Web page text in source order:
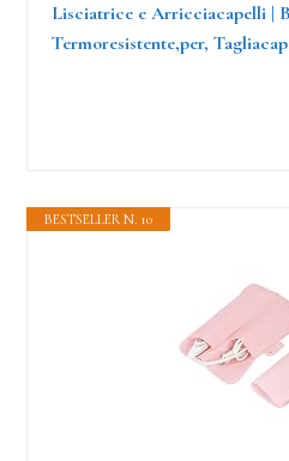
Lisciatrice e Arricciacapelli |
Termoresistente,per,
BESTSELLER N. 10